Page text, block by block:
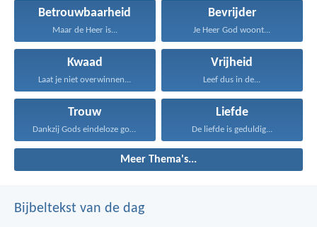
Betrouwbaarheid
Maar de Heer is...
Bevrijder
Je Heer God woont...
Kwaad
Laat je niet overwinnen...
Vrijheid
Leef dus in de...
Trouw
Dankzij Gods eindeloze goedheid...
Liefde
De liefde is geduldig...
Meer Thema's...
Bijbeltekst van de dag